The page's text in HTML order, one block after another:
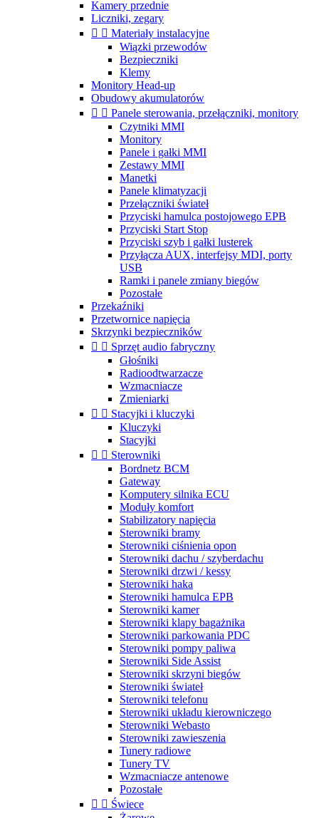
Kamery przednie
Liczniki, zegary
  Materiały instalacyjne
Wiązki przewodów
Bezpieczniki
Klemy
Monitory Head-up
Obudowy akumulatorów
  Panele sterowania, przełączniki, monitory
Czytniki MMI
Monitory
Panele i gałki MMI
Zestawy MMI
Manetki
Panele klimatyzacji
Przełączniki świateł
Przyciski hamulca postojowego EPB
Przyciski Start Stop
Przyciski szyb i gałki lusterek
Przyłącza AUX, interfejsy MDI, porty
USB
Ramki i panele zmiany biegów
Pozostałe
Przekaźniki
Przetwornice napięcia
Skrzynki bezpieczników
  Sprzęt audio fabryczny
Głośniki
Radioodtwarzacze
Wzmacniacze
Zmieniarki
  Stacyjki i kluczyki
Kluczyki
Stacyjki
  Sterowniki
Bordnetz BCM
Gateway
Komputery silnika ECU
Moduły komfort
Stabilizatory napięcia
Sterowniki bramy
Sterowniki ciśnienia opon
Sterowniki dachu / szyberdachu
Sterowniki drzwi / kessy
Sterowniki haka
Sterowniki hamulca EPB
Sterowniki kamer
Sterowniki klapy bagażnika
Sterowniki parkowania PDC
Sterowniki pompy paliwa
Sterowniki Side Assist
Sterowniki skrzyni biegów
Sterowniki świateł
Sterowniki telefonu
Sterowniki układu kierowniczego
Sterowniki Webasto
Sterowniki zawieszenia
Tunery radiowe
Tunery TV
Wzmacniacze antenowe
Pozostałe
  Świece